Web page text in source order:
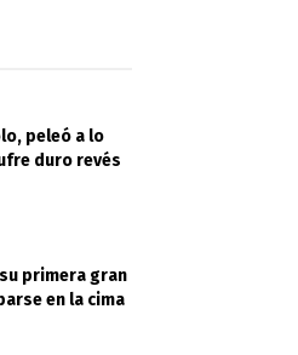
peleó a lo
duro revés
primera gran
en la cima